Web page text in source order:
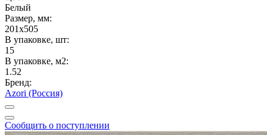
Белый
Размер, мм:
201x505
В упаковке, шт:
15
В упаковке, м2:
1.52
Бренд:
Azori (Россия)
Сообщить о поступлении